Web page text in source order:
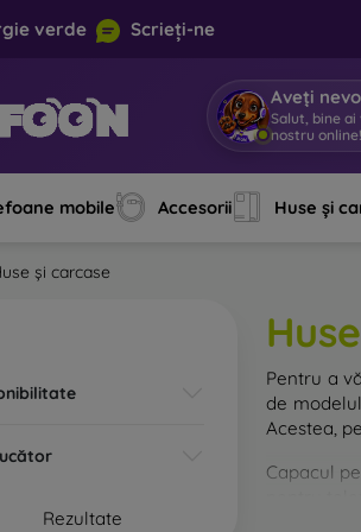
verde Scrieți-ne
Aveți
Salut, bine
nostru online!
mobile Accesorii Huse și
și carcase
Rezultate
Pentru a
de
Acestea,
Capacul